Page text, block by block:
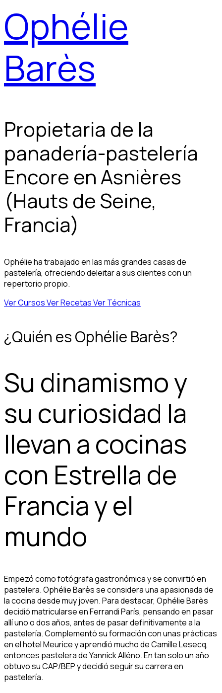
Ophélie
Barès
Propietaria de la
panadería-pastelería
Encore en Asnières
(Hauts de Seine,
Francia)
Ophélie ha trabajado en las más grandes casas de
pastelería, ofreciendo deleitar a sus clientes con un
repertorio propio.
Ver CursosVer RecetasVer Técnicas
¿Quién es Ophélie Barès?
Su dinamismo y
su curiosidad la
llevan a cocinas
con Estrella de
Francia y el
mundo
Empezó como fotógrafa gastronómica y se convirtió en
pastelera. Ophélie Barès se considera una apasionada de
la cocina desde muy joven. Para destacar, Ophélie Barès
decidió matricularse en Ferrandi París, pensando en pasar
allí uno o dos años, antes de pasar definitivamente a la
pastelería. Complementó su formación con unas prácticas
en el hotel Meurice y aprendió mucho de Camille Lesecq,
entonces pastelera de Yannick Alléno. En tan solo un año
obtuvo su CAP/BEP y decidió seguir su carrera en
pastelería.